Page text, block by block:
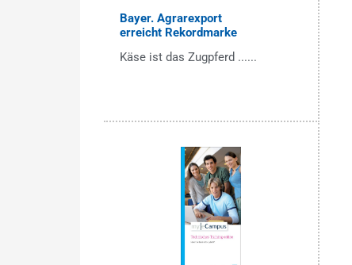
Bayer. Agrarexport
erreicht Rekordmarke
Käse ist das Zugpferd ......